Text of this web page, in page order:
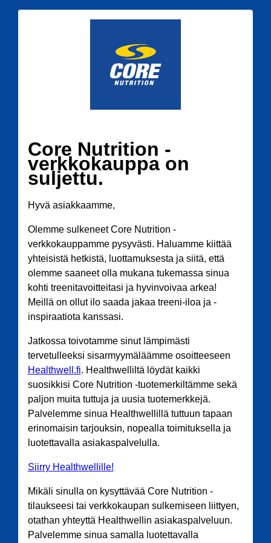
Core Nutrition -
verkkokauppa on
suljettu.
Hyvä asiakkaamme,
Olemme sulkeneet Core Nutrition -
verkkokauppamme pysyvästi. Haluamme kiittää
yhteisistä hetkistä, luottamuksesta ja siitä, että
olemme saaneet olla mukana tukemassa sinua
kohti treenitavoitteitasi ja hyvinvoivaa arkea!
Meillä on ollut ilo saada jakaa treeni-iloa ja -
inspiraatiota kanssasi.
Jatkossa toivotamme sinut lämpimästi
tervetulleeksi sisarmyymäläämme osoitteeseen
Healthwell.fi. Healthwelliltä löydät kaikki
suosikkisi Core Nutrition -tuotemerkiltämme sekä
paljon muita tuttuja ja uusia tuotemerkkejä.
Palvelemme sinua Healthwellillä tuttuun tapaan
erinomaisin tarjouksin, nopealla toimituksella ja
luotettavalla asiakaspalvelulla.
Siirry Healthwellille!
Mikäli sinulla on kysyttävää Core Nutrition -
tilaukseesi tai verkkokaupan sulkemiseen liittyen,
otathan yhteyttä Healthwellin asiakaspalveluun.
Palvelemme sinua samalla luotettavalla